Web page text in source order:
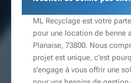
ML Recyclage est votre
pour une location de benne
Planaise, 73800. Nous
projet est unique, c'est
s'engage à vous offrir une